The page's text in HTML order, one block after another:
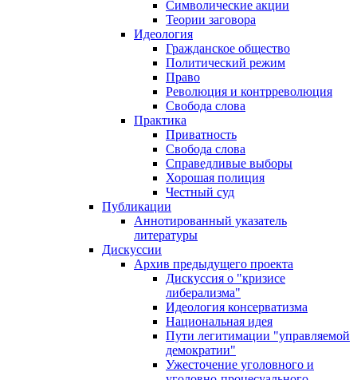
Символические акции
Теории заговора
Идеология
Гражданское общество
Политический режим
Право
Революция и контрреволюция
Свобода слова
Практика
Приватность
Свобода слова
Справедливые выборы
Хорошая полиция
Честный суд
Публикации
Аннотированный указатель
литературы
Дискуссии
Архив предыдущего проекта
Дискуссия о "кризисе
либерализма"
Идеология консерватизма
Национальная идея
Пути легитимации "управляемой
демократии"
Ужесточение уголовного и